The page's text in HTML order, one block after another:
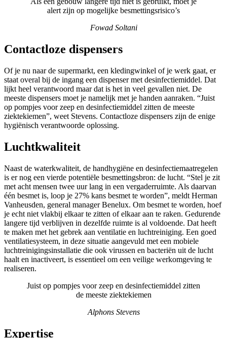
alert zijn op mogelijke besmettingsrisico’s
Fowad Soltani
Contactloze dispensers
Of je nu naar de supermarkt, een kledingwinkel of je werk gaat, er
staat overal bij de ingang een dispenser met desinfectiemiddel. Dat
lijkt heel verantwoord maar dat is het in veel gevallen niet. De
meeste dispensers moet je namelijk met je handen aanraken. “Juist
op pompjes voor zeep en desinfectiemiddel zitten de meeste
ziektekiemen”, weet Stevens. Contactloze dispensers zijn de enige
hygiënisch verantwoorde oplossing.
Luchtkwaliteit
Naast de waterkwaliteit, de handhygiëne en desinfectiemaatregelen
is er nog een vierde potentiële besmettingsbron: de lucht. “Stel je zit
met acht mensen twee uur lang in een vergaderruimte. Als daarvan
één besmet is, loop je 27% kans besmet te worden”, meldt Herman
Vanheusden, general manager Benelux. Om besmet te worden, hoef
je echt niet vlakbij elkaar te zitten of elkaar aan te raken. Gedurende
langere tijd verblijven in dezelfde ruimte is al voldoende. Dat heeft
te maken met het gebrek aan ventilatie en luchtreiniging. Een goed
ventilatiesysteem, in deze situatie aangevuld met een mobiele
luchtreinigingsinstallatie die ook virussen en bacteriën uit de lucht
haalt en inactiveert, is essentieel om een veilige werkomgeving te
realiseren.
Juist op pompjes voor zeep en desinfectiemiddel zitten
de meeste ziektekiemen
Alphons Stevens
Expertise